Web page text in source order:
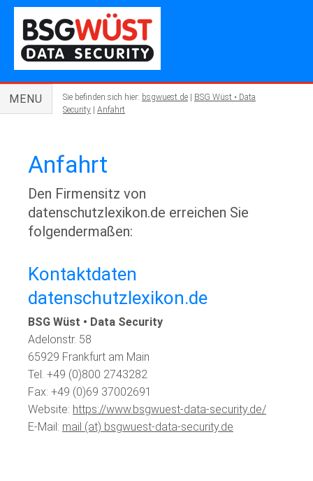
MENU Sie befinden sich hier: bsgwuest.de
BSG Wüst • Data
Security
Anfahrt
Anfahrt
Den Firmensitz von
datenschutzlexikon.de erreichen Sie
folgendermaßen:
Kontaktdaten
datenschutzlexikon.de
BSG Wüst • Data Security
Adelonstr. 58
65929 Frankfurt am Main
Tel. +49 (0)800 2743282
Fax: +49 (0)69 37002691
Website: https://www.bsgwuest-data-security.de/
E-Mail: mail (at) bsgwuest-data-security.de